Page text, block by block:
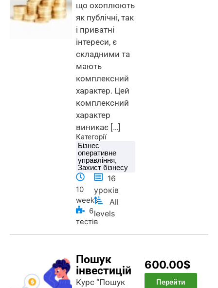
що охоплюють
як публічні, так
і приватні
інтереси, є
складними та
мають
комплексний
характер. Цей
комплексний
характер
виникає […]
Категорії
Бізнес
оперативне
управління,
Захист бізнесу
10
weeks
6
тестів
16
уроків
All
levels
Пошук
інвестицій
Курс “Пошук
600.00$
Перейти